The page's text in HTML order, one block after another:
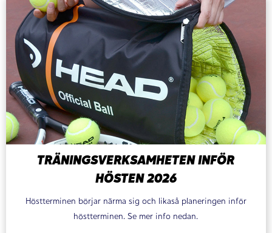
TRÄNINGSVERKSAMHETEN INFÖR
HÖSTEN 2026
Höstterminen börjar närma sig och likaså planeringen inför
höstterminen. Se mer info nedan.